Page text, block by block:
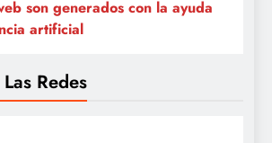
son generados con la ayuda
artificial
Redes